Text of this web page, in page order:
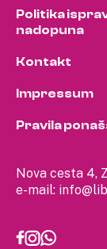
Nova cesta 4,
e-mail:
Politika
nadopuna
Kontakt
Impressum
Pravila